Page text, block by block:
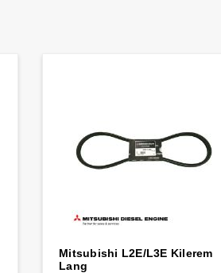
Mitsubishi L2E/L3E Kilerem
Lang